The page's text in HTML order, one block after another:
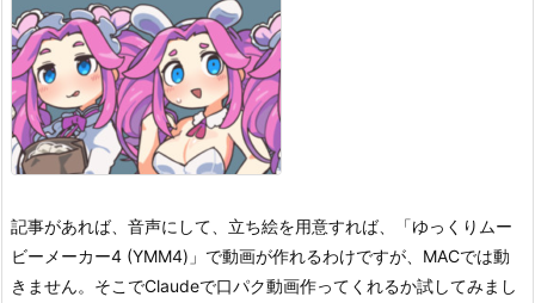
記事があれば、音声にして、立ち絵を用意すれば、「ゆっくりムー
ビーメーカー4 (YMM4)」で動画が作れるわけですが、MACでは動
きません。そこでClaudeで口パク動画作ってくれるか試してみまし